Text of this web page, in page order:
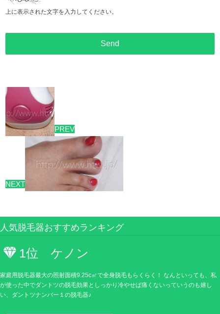
上に表示された文字を入力してください。
PREV
NEXT
人気脱毛器おすすめランキング
1位 ケノン
家庭用脱毛器最大の照射面積9.25c㎡で全身脱毛もらくらく！ なんといっても、私
が使った中でダントツの脱毛効果としっかり冷やせば痛くないっていうのも嬉し
い、ダントツナンバー１の脱毛器♪